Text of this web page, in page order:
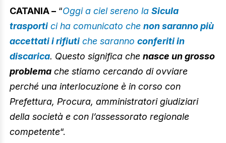
CATANIA – “Oggi a ciel sereno la Sicula
trasporti ci ha comunicato che non saranno più
accettati i rifiuti che saranno conferiti in
discarica. Questo significa che nasce un grosso
problema che stiamo cercando di ovviare
perché una interlocuzione è in corso con
Prefettura, Procura, amministratori giudiziari
della società e con l’assessorato regionale
competente“.